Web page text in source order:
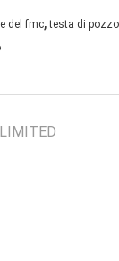
del fmc, testa di